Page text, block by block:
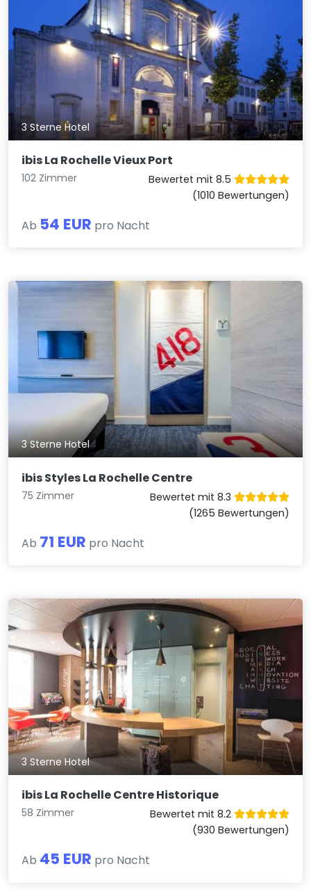
3 Sterne Hotel
ibis La Rochelle Vieux Port
102 Zimmer
Bewertet mit 8.5
(1010 Bewertungen)
Ab 54 EUR pro Nacht
3 Sterne Hotel
ibis Styles La Rochelle Centre
75 Zimmer
Bewertet mit 8.3
(1265 Bewertungen)
Ab 71 EUR pro Nacht
3 Sterne Hotel
ibis La Rochelle Centre Historique
58 Zimmer
Bewertet mit 8.2
(930 Bewertungen)
Ab 45 EUR pro Nacht